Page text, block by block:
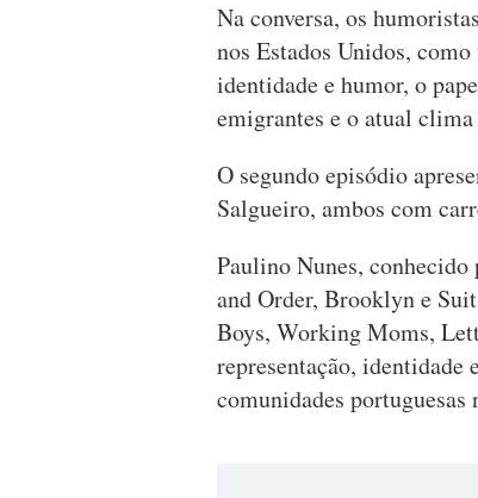
Na conversa, os
nos Estados Unidos,
identidade e humor, o
emigrantes e o atual
O segundo episódio
Salgueiro, ambos com
Paulino Nunes,
and Order, Brooklyn e
Boys, Working Moms,
representação, identidade
comunidades portuguesas